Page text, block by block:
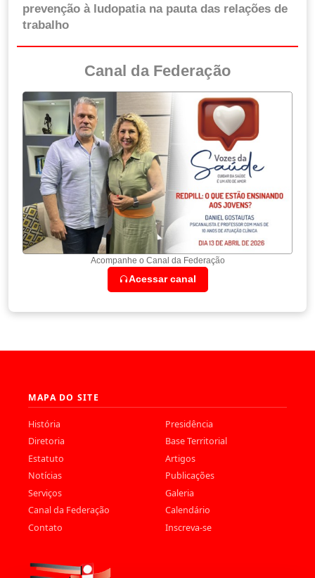
prevenção à ludopatia na pauta das relações de
trabalho
Canal da Federação
Acompanhe o Canal da Federação
Acessar canal
MAPA DO SITE
História
Presidência
Diretoria
Base Territorial
Estatuto
Artigos
Notícias
Publicações
Serviços
Galeria
Canal da Federação
Calendário
Contato
Inscreva-se